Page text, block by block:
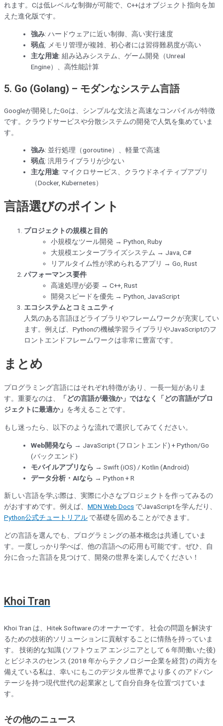
れます。Cは低レベルな制御が可能で、C++はオブジェクト指向を加
えた進化版です。
強み: ハードウェアに近い制御、高い実行速度
弱点: メモリ管理が複雑、初心者には習得難易度が高い
主な用途: 組み込みシステム、ゲーム開発（Unreal
Engine）、高性能計算
5. Go (Golang) – モダンなシステム言語
Googleが開発したGoは、シンプルな文法と高速なコンパイルが特徴
です。クラウドサービスや分散システムの開発で人気を集めていま
す。
強み: 並行処理（goroutine）、軽量で高速
弱点: 汎用ライブラリが少ない
主な用途: マイクロサービス、クラウドネイティブアプリ
（Docker, Kubernetes）
言語選びのポイント
プロジェクトの規模と目的
小規模なツール開発 → Python, Ruby
大規模エンタープライズシステム → Java, C#
リアルタイム性が求められるアプリ → Go, Rust
パフォーマンス要件
高速処理が必要 → C++, Rust
開発スピードを優先 → Python, JavaScript
エコシステムとコミュニティ
人気のある言語ほどライブラリやフレームワークが充実してい
ます。例えば、Pythonの機械学習ライブラリやJavaScriptのフ
ロントエンドフレームワークは非常に豊富です。
まとめ
プログラミング言語にはそれぞれ特徴があり、一長一短がありま
す。重要なのは、
「どの言語が最強か」ではなく「どの言語がプロ
ジェクトに最適か」 を考えることです。
もし迷ったら、以下のような流れで選択してみてください。
Web開発なら → JavaScript (フロントエンド) + Python/Go
(バックエンド)
モバイルアプリなら → Swift (iOS) / Kotlin (Android)
データ分析・AIなら → Python + R
新しい言語を学ぶ際は、実際に小さなプロジェクトを作ってみるの
がおすすめです。例えば、 MDN Web Docs でJavaScriptを学んだり、
Python公式チュートリアル で基礎を固めることができます。
どの言語を選んでも、プログラミングの基本概念は共通していま
す。一度しっかり学べば、他の言語への応用も可能です。ぜひ、自
分に合った言語を見つけて、開発の世界を楽しんでください！
Khoi Tran
Khoi Tran は、Hitek Software のオーナーです。 社会の問題を解決す
るための技術的ソリューションに貢献することに情熱を持っていま
す。 技術的な知識 (ソフトウェア エンジニアとして 6 年間働いた後)
とビジネスのセンス (2018 年からテクノロジー企業を経営) の両方を
備えている私は、幸いにもこのデジタル世界でより多くのアドバン
テージを持つ現代世代の起業家として自分自身を位置づけていま
す。
その他のニュース